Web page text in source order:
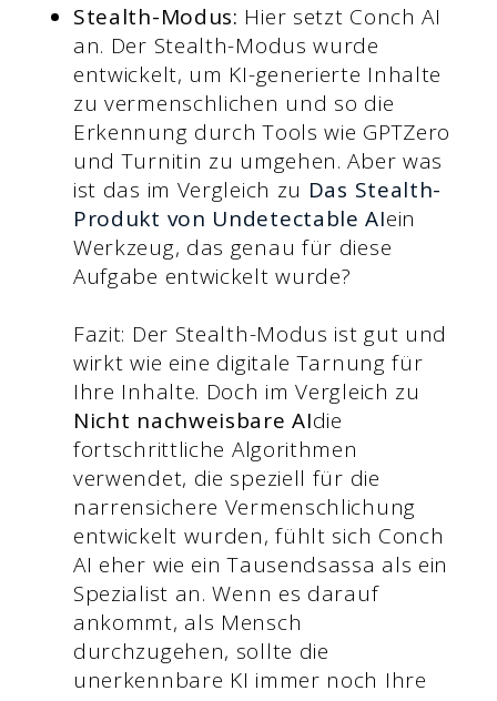
Stealth-Modus: Hier setzt Conch AI
an. Der Stealth-Modus wurde
entwickelt, um KI-generierte Inhalte
zu vermenschlichen und so die
Erkennung durch Tools wie GPTZero
und Turnitin zu umgehen. Aber was
ist das im Vergleich zu Das Stealth-
Produkt von Undetectable AIein
Werkzeug, das genau für diese
Aufgabe entwickelt wurde?
Fazit: Der Stealth-Modus ist gut und
wirkt wie eine digitale Tarnung für
Ihre Inhalte. Doch im Vergleich zu
Nicht nachweisbare AIdie
fortschrittliche Algorithmen
verwendet, die speziell für die
narrensichere Vermenschlichung
entwickelt wurden, fühlt sich Conch
AI eher wie ein Tausendsassa als ein
Spezialist an. Wenn es darauf
ankommt, als Mensch
durchzugehen, sollte die
unerkennbare KI immer noch Ihre